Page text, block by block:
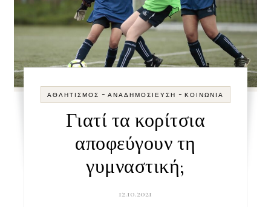
ΑΘΛΗΤΙΣΜΌΣ - ΑΝΑΔΗΜΟΣΊΕΥΣΗ - ΚΟΙΝΩΝΊΑ
Γιατί τα κορίτσια
αποφεύγουν τη
γυμναστική;
12.10.2021